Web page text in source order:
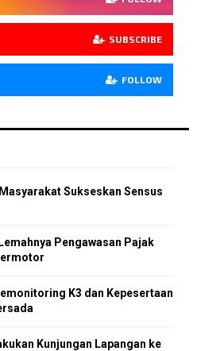
SUBSCRIBE
FOLLOW
Sukseskan Sensus
Pengawasan Pajak
K3 dan Kepesertaan
Kunjungan Lapangan ke